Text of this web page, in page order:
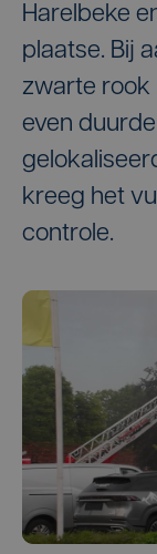
Harelbeke
plaatse. Bij
zwarte rook
even
kreeg het
controle.